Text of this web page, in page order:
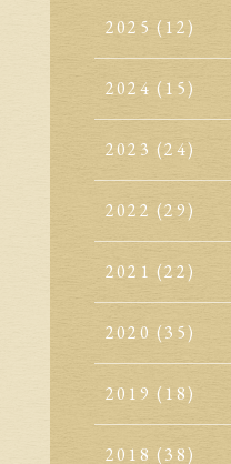
2025 (12)
2024 (15)
2023 (24)
2022 (29)
2021 (22)
2020 (35)
2019 (18)
2018 (38)